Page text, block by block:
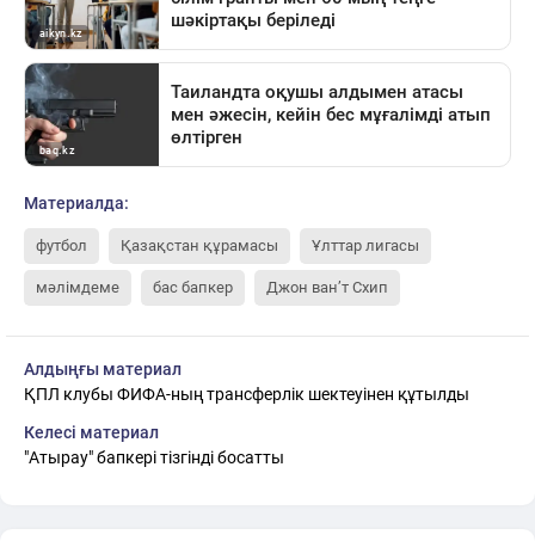
Материалда:
футбол Қазақстан құрамасы Ұлттар лигасы
мәлімдеме бас бапкер Джон ван’т Схип
Алдыңғы материал
ҚПЛ клубы ФИФА-ның трансферлік шектеуінен құтылды
Келесі материал
"Атырау" бапкері тізгінді босатты